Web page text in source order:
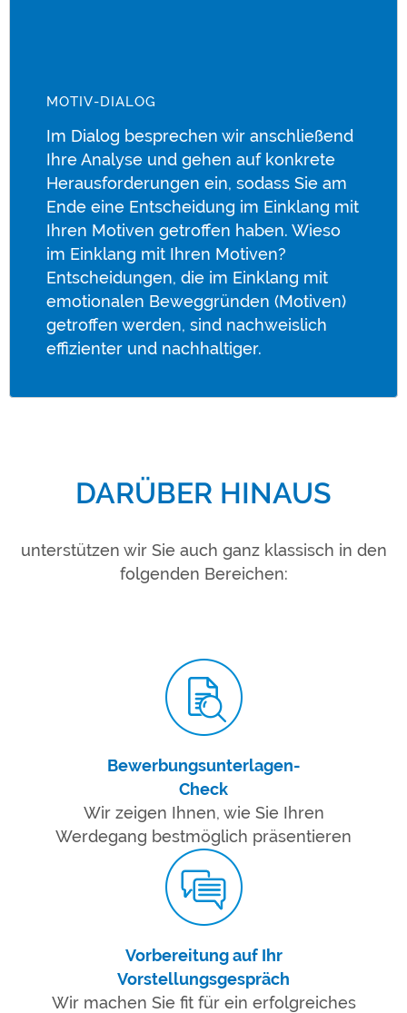
MOTIV-DIALOG
Im Dialog besprechen wir anschließend
Ihre Analyse und gehen auf konkrete
Herausforderungen ein, sodass Sie am
Ende eine Entscheidung im Einklang mit
Ihren Motiven getroffen haben. Wieso
im Einklang mit Ihren Motiven?
Entscheidungen, die im Einklang mit
emotionalen Beweggründen (Motiven)
getroffen werden, sind nachweislich
effizienter und nachhaltiger.
DARÜBER HINAUS
unterstützen wir Sie auch ganz klassisch in den
folgenden Bereichen:
Bewerbungsunterlagen-
Check
Wir zeigen Ihnen, wie Sie Ihren
Werdegang bestmöglich präsentieren
Vorbereitung auf Ihr
Vorstellungsgespräch
Wir machen Sie fit für ein erfolgreiches